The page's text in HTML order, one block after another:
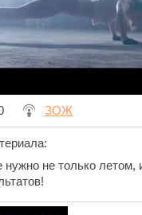
ЗОЖ
:
не только летом,